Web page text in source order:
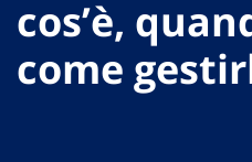
cos’è,
come